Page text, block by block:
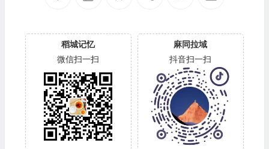
稻城记忆
微信扫一扫
麻同拉域
抖音扫一扫